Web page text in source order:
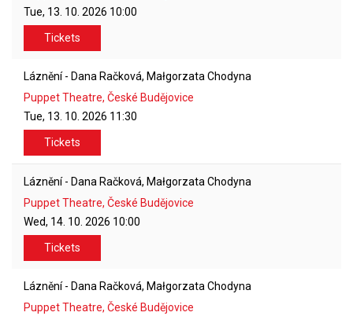
Tue, 13. 10. 2026 10:00
Tickets
Láznění - Dana Račková, Małgorzata Chodyna
Puppet Theatre, České Budějovice
Tue, 13. 10. 2026 11:30
Tickets
Láznění - Dana Račková, Małgorzata Chodyna
Puppet Theatre, České Budějovice
Wed, 14. 10. 2026 10:00
Tickets
Láznění - Dana Račková, Małgorzata Chodyna
Puppet Theatre, České Budějovice